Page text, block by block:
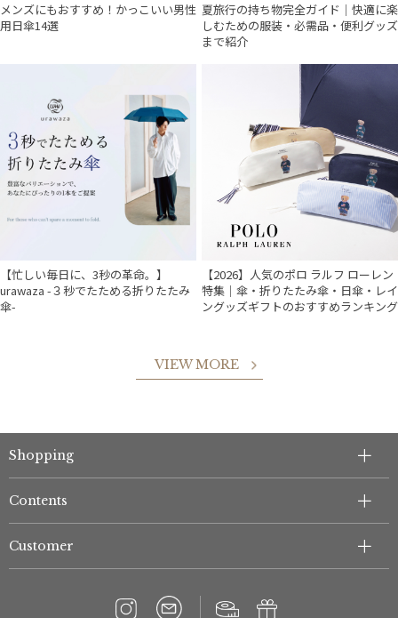
メンズにもおすすめ！かっこいい男性
用日傘14選
夏旅行の持ち物完全ガイド｜快適に楽
しむための服装・必需品・便利グッズ
まで紹介
【忙しい毎日に、3秒の革命。】
urawaza -３秒でたためる折りたたみ
傘-
【2026】人気のポロ ラルフ ローレン
特集｜傘・折りたたみ傘・日傘・レイ
ングッズギフトのおすすめランキング
VIEW MORE
Shopping
Contents
Customer